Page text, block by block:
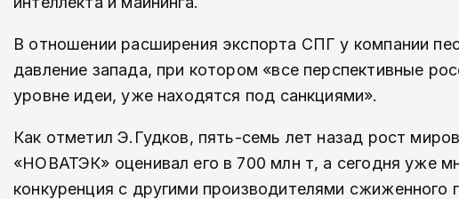
В отношении расширения экспорта СПГ у компании
давление запада, при котором «все перспективные
уровне идеи, уже находятся под санкциями».
Как отметил Э.Гудков, пять-семь лет назад рост
«НОВАТЭК» оценивал его в 700 млн т, а сегодня уже
конкуренция с другими производителями сжиженного